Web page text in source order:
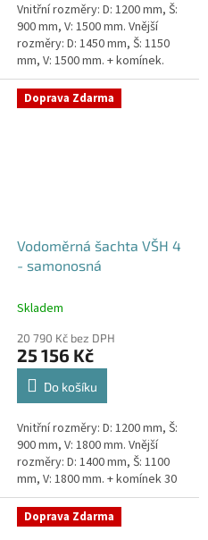
Vnitřní rozměry: D: 1200 mm, Š:
900 mm, V: 1500 mm. Vnější
rozměry: D: 1450 mm, Š: 1150
mm, V: 1500 mm. + komínek.
Dvouplášťová vodoměrná šachta
- do míst se spodní...
Doprava Zdarma
Vodoměrná šachta VŠH 4
- samonosná
Skladem
20 790 Kč bez DPH
25 156 Kč
Do košíku
Vnitřní rozměry: D: 1200 mm, Š:
900 mm, V: 1800 mm. Vnější
rozměry: D: 1400 mm, Š: 1100
mm, V: 1800 mm. + komínek 30
cm. Šachta vhodná pro
požadavky Pražské
Vodárenské!...
Doprava Zdarma